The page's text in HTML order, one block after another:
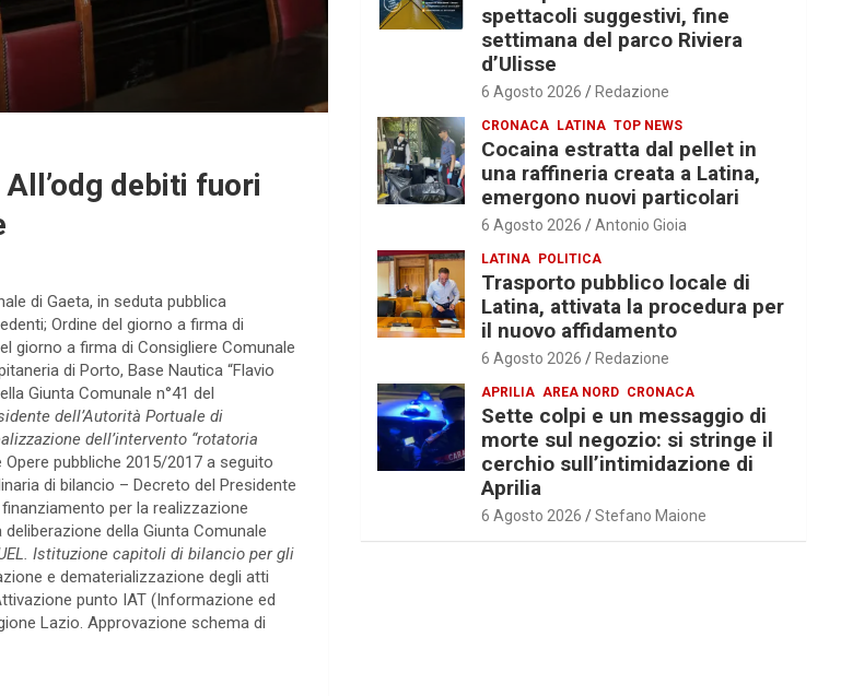
debiti fuori
di Gaeta, in seduta pubblica
Ordine del giorno a firma di
giorno a firma di Consigliere Comunale
di Porto, Base Nautica “Flavio
Giunta Comunale n°41 del
dell’Autorità Portuale di
dell’intervento “rotatoria
pubbliche 2015/2017 a seguito
di bilancio – Decreto del Presidente
per la realizzazione
della Giunta Comunale
Istituzione capitoli di bilancio per gli
e dematerializzazione degli atti
punto IAT (Informazione ed
Lazio. Approvazione schema di
spettacoli suggestivi, fine
settimana del parco Riviera
d’Ulisse
6 Agosto 2026 Redazione
CRONACA LATINA TOP NEWS
Cocaina estratta dal pellet in
una raffineria creata a Latina,
emergono nuovi particolari
6 Agosto 2026 Antonio Gioia
LATINA POLITICA
Trasporto pubblico locale di
Latina, attivata la procedura per
il nuovo affidamento
6 Agosto 2026 Redazione
APRILIA AREA NORD CRONACA
Sette colpi e un messaggio di
morte sul negozio: si stringe il
cerchio sull’intimidazione di
Aprilia
6 Agosto 2026 Stefano Maione